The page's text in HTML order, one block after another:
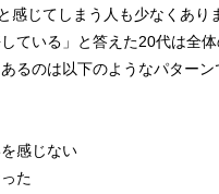
感じてしまう人も少なくあり
ている」と答えた20代は全体
るのは以下のようなパターン
感じない
た